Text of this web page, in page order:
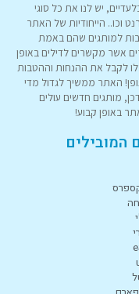
יש לנו את כל סוגי
וכו.. הייחודיות של האתר
למותגים שהם באמת
אשר מקשרים לדילים באופן
לקבל את ההנחות וההטבות
האתר ממשיך לגדול מדי
מותגים חדשים עולים
באופן קבוע!
המובילים